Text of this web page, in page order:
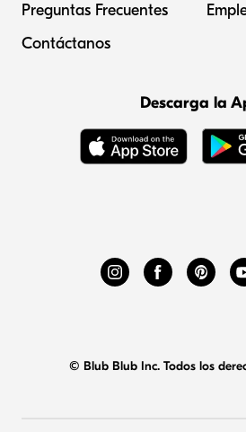
Preguntas Frecuentes
Contáctanos
Descarga la
© Blub Blub Inc. Todos los